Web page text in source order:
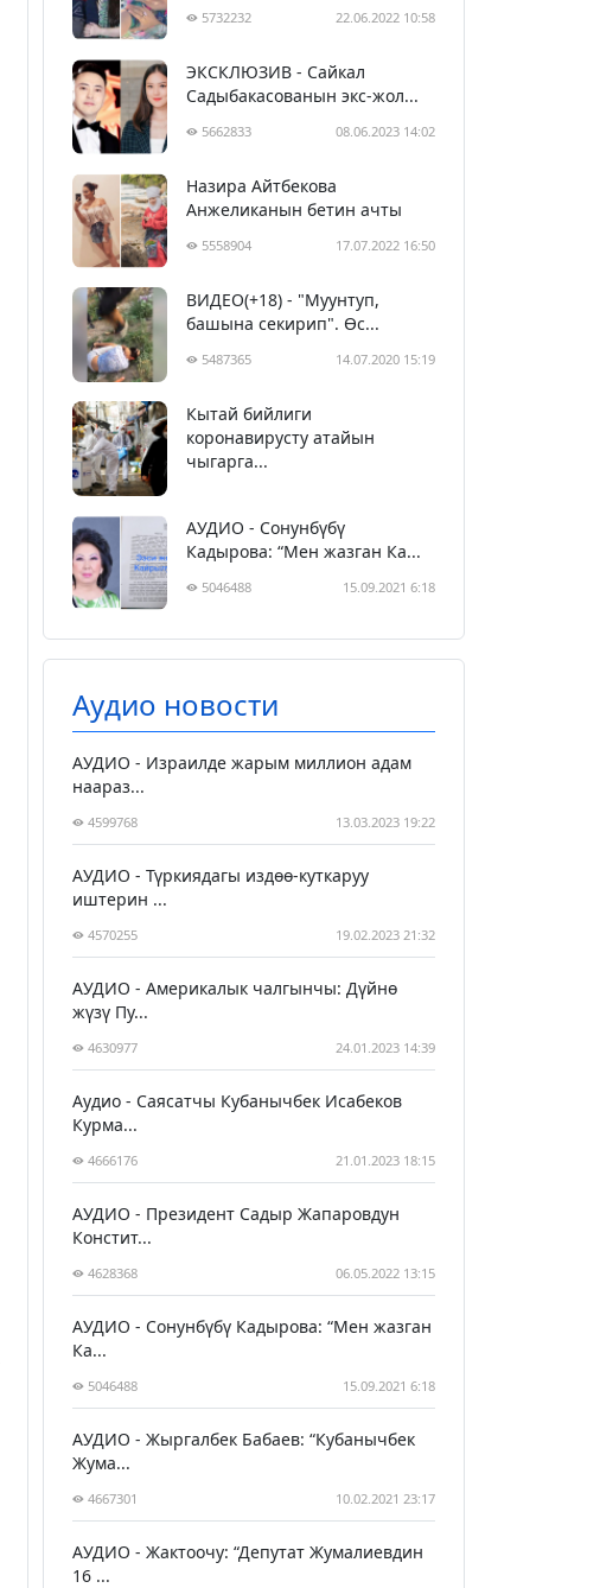
5732232 22.06.2022 10:58
ЭКСКЛЮЗИВ - Сайкал
Садыбакасованын экс-жол...
5662833 08.06.2023 14:02
Назира Айтбекова
Анжеликанын бетин ачты
5558904 17.07.2022 16:50
ВИДЕО(+18) - "Муунтуп,
башына секирип". Өс...
5487365 14.07.2020 15:19
Кытай бийлиги
коронавирусту атайын
чыгарга...
АУДИО - Сонунбүбү
Кадырова: “Мен жазган Ка...
5046488 15.09.2021 6:18
Аудио новости
АУДИО - Израилде жарым миллион адам
наараз...
4599768 13.03.2023 19:22
АУДИО - Түркиядагы издөө-куткаруу
иштерин ...
4570255 19.02.2023 21:32
АУДИО - Америкалык чалгынчы: Дүйнө
жүзү Пу...
4630977 24.01.2023 14:39
Аудио - Саясатчы Кубанычбек Исабеков
Курма...
4666176 21.01.2023 18:15
АУДИО - Президент Садыр Жапаровдун
Констит...
4628368 06.05.2022 13:15
АУДИО - Сонунбүбү Кадырова: “Мен жазган
Ка...
5046488 15.09.2021 6:18
АУДИО - Жыргалбек Бабаев: “Кубанычбек
Жума...
4667301 10.02.2021 23:17
АУДИО - Жактоочу: “Депутат Жумалиевдин
16 ...